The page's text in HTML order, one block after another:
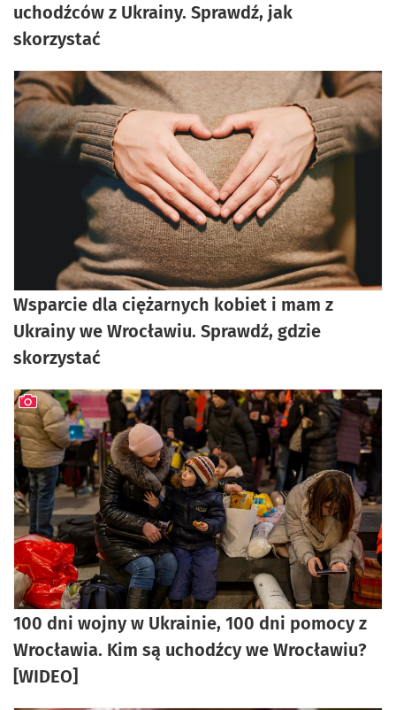
uchodźców z Ukrainy. Sprawdź, jak
skorzystać
Wsparcie dla ciężarnych kobiet i mam z
Ukrainy we Wrocławiu. Sprawdź, gdzie
skorzystać
100 dni wojny w Ukrainie, 100 dni pomocy z
Wrocławia. Kim są uchodźcy we Wrocławiu?
[WIDEO]
artykuł z galerią zdjęć